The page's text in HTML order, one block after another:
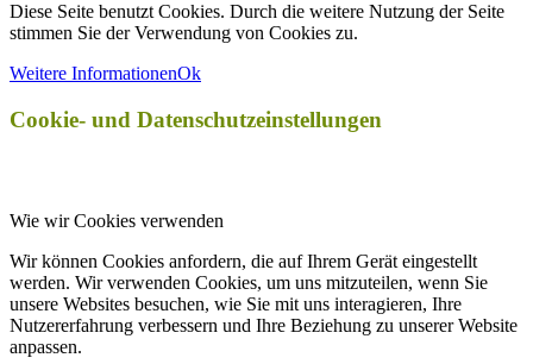
Diese Seite benutzt Cookies. Durch die weitere Nutzung der Seite
stimmen Sie der Verwendung von Cookies zu.
Weitere InformationenOk
Cookie- und Datenschutzeinstellungen
Wie wir Cookies verwenden
Wir können Cookies anfordern, die auf Ihrem Gerät eingestellt
werden. Wir verwenden Cookies, um uns mitzuteilen, wenn Sie
unsere Websites besuchen, wie Sie mit uns interagieren, Ihre
Nutzererfahrung verbessern und Ihre Beziehung zu unserer Website
anpassen.